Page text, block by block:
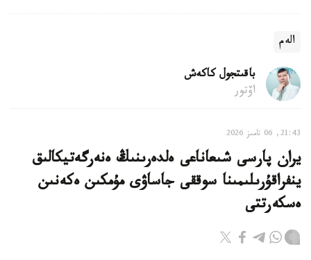
الەم
باقىتجول كاكەش
اۆتور
21:43, 06 تامىز 2026
يران پارسى شىعاناعى ەلدەرىنىڭ ەنەرگەتيكالىق
ينفراقۇرىلىمىنا سوققى جاساۋى مۇمكىن ەكەنىن
ەسكەرتتى